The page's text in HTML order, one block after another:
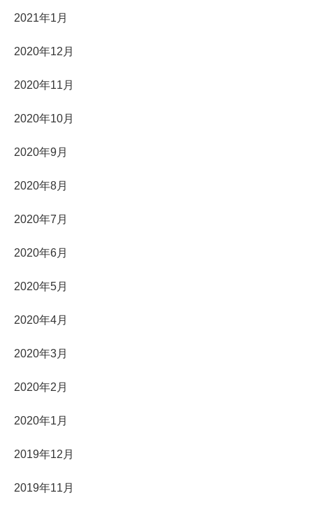
2021年1月
2020年12月
2020年11月
2020年10月
2020年9月
2020年8月
2020年7月
2020年6月
2020年5月
2020年4月
2020年3月
2020年2月
2020年1月
2019年12月
2019年11月